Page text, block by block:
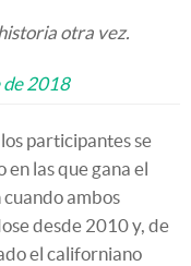
otra vez.
de 2018
participantes se
las que gana el
ambos
desde 2010 y, de
el californiano